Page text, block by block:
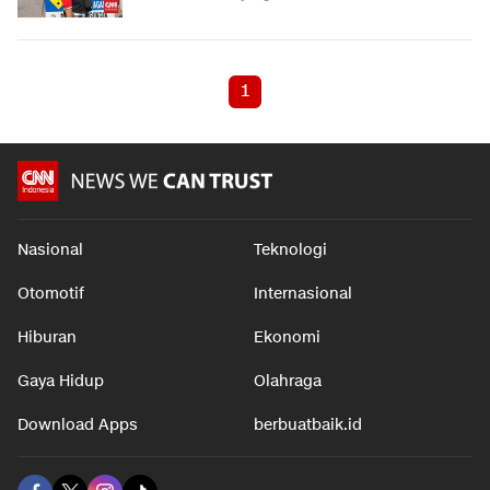
1
Nasional Teknologi
Otomotif Internasional
Hiburan Ekonomi
Gaya Hidup Olahraga
Download Apps berbuatbaik.id